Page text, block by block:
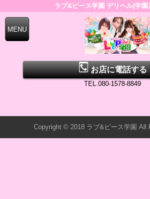
ラブ&ピース学園 デリヘル(学園
お店に電話する
TEL.080-1578-8849
Copyright © 2018 ラブ&ピース学園 All